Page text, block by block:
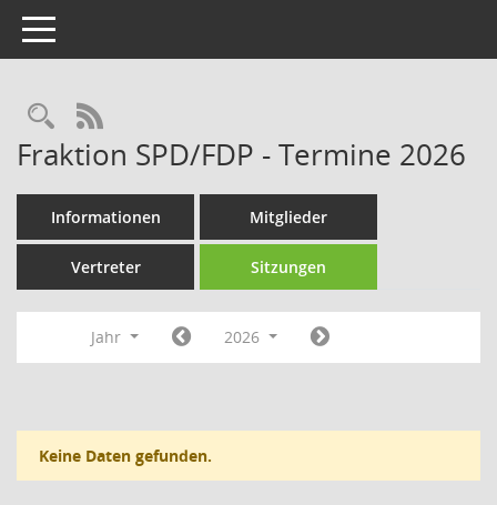
Toggle navigation
Rechercheauswahl
RSS-Feed
Fraktion SPD/FDP - Termine 2026
Informationen Mitglieder
Vertreter Sitzungen
Jahr 2026
Keine Daten gefunden.